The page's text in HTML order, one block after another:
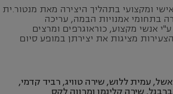
ומקצועי בתהליך היצירה מאת מנטור.ית
בתחומי אמנויות הבמה, עריכה
אנשי מקצוע, כוראוגרפים ומרצים
מציגות את יצירתן במופע סיום
אשל, עמית ללוש, שירה טוויג, רביד קדמי,